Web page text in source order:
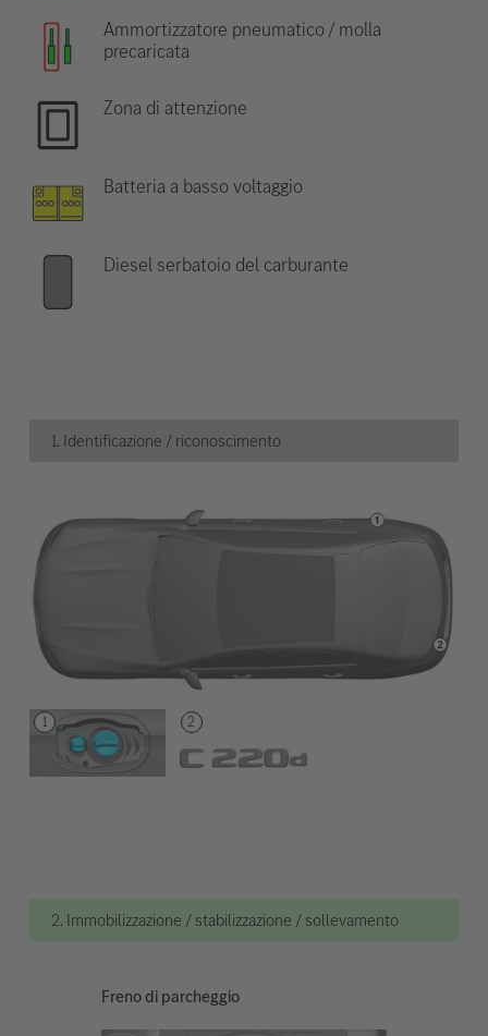
Ammortizzatore pneumatico / molla
precaricata
Zona di attenzione
Batteria a basso voltaggio
Diesel serbatoio del carburante
1. Identificazione / riconoscimento
2. Immobilizzazione / stabilizzazione / sollevamento
Freno di parcheggio